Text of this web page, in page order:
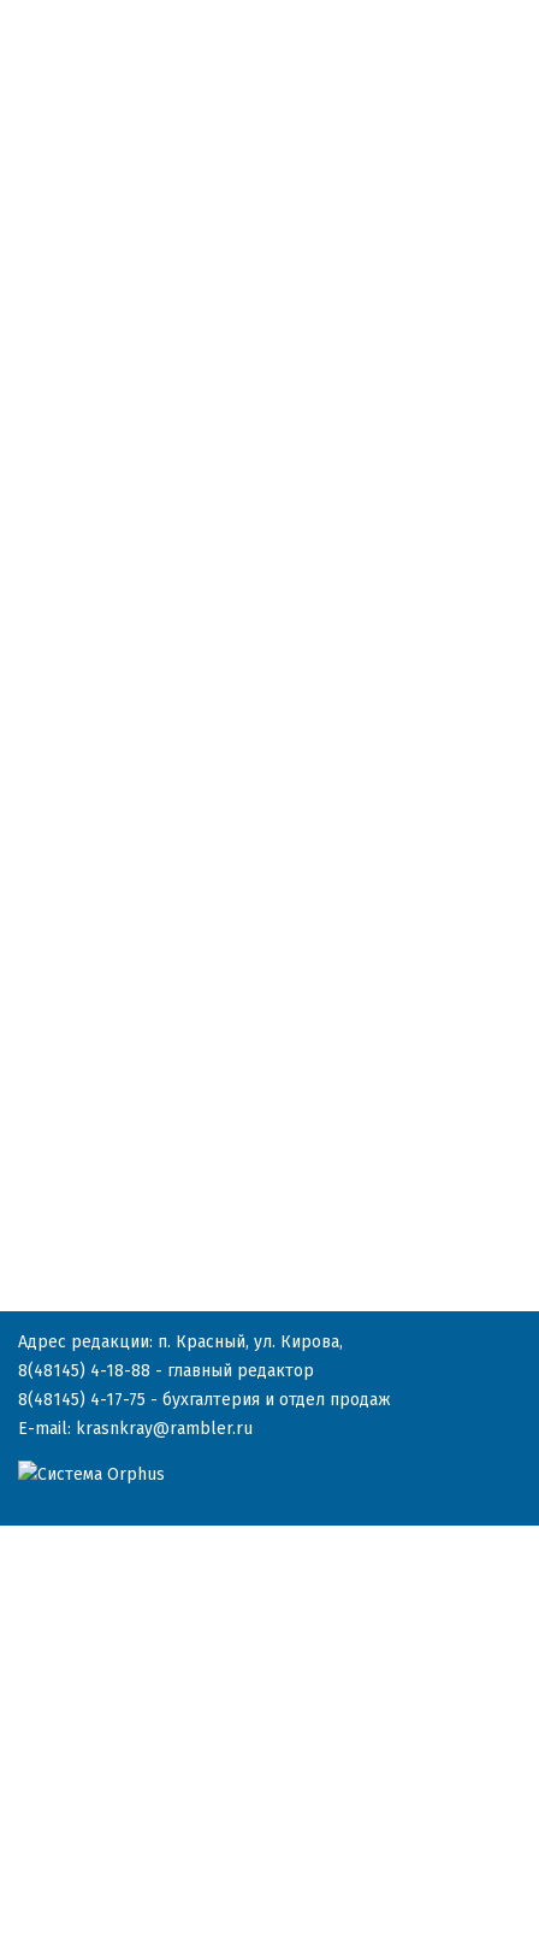
Адрес редакции: п. Красный, ул. Кирова,
8(48145) 4-18-88 - главный редактор
8(48145) 4-17-75 - бухгалтерия и отдел продаж
E-mail: krasnkray@rambler.ru